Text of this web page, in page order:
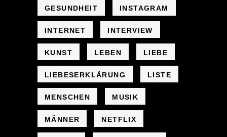
GESUNDHEIT INSTAGRAM
INTERNET INTERVIEW
KUNST LEBEN LIEBE
LIEBESERKLÄRUNG LISTE
MENSCHEN MUSIK
MÄNNER NETFLIX